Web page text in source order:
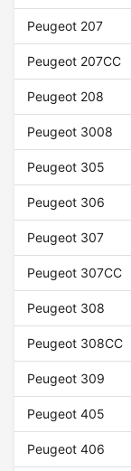
Peugeot 207
Peugeot 207CC
Peugeot 208
Peugeot 3008
Peugeot 305
Peugeot 306
Peugeot 307
Peugeot 307CC
Peugeot 308
Peugeot 308CC
Peugeot 309
Peugeot 405
Peugeot 406